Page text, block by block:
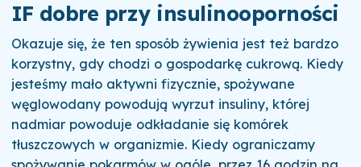
IF dobre przy insulinooporności
Okazuje się, że ten sposób żywienia jest też bardzo
korzystny, gdy chodzi o gospodarkę cukrową. Kiedy
jesteśmy mało aktywni fizycznie, spożywane
węglowodany powodują wyrzut insuliny, której
nadmiar powoduje odkładanie się komórek
tłuszczowych w organizmie. Kiedy ograniczamy